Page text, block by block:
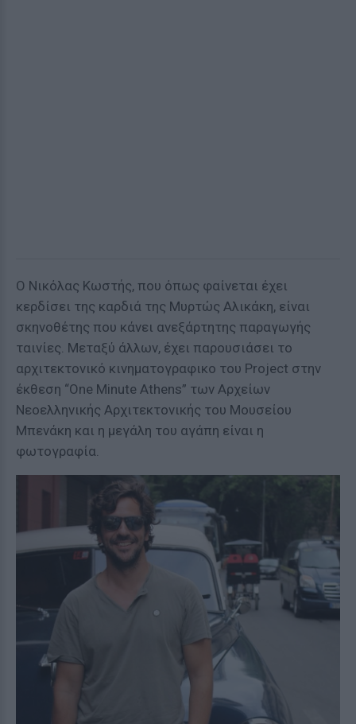
Ο Νικόλας Κωστής, που όπως φαίνεται έχει
κερδίσει της καρδιά της Μυρτώς Αλικάκη, είναι
σκηνοθέτης που κάνει ανεξάρτητης παραγωγής
ταινίες. Μεταξύ άλλων, έχει παρουσιάσει το
αρχιτεκτονικό κινηματογραφικο του Project στην
έκθεση “One Minute Athens” των Αρχείων
Νεοελληνικής Αρχιτεκτονικής του Μουσείου
Μπενάκη και η μεγάλη του αγάπη είναι η
φωτογραφία.